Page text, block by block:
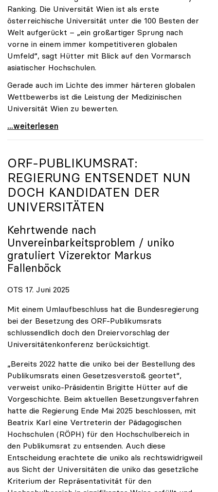
Ranking. Die Universität Wien ist als erste
österreichische Universität unter die 100 Besten der
Welt aufgerückt – „ein großartiger Sprung nach
vorne in einem immer kompetitiveren globalen
Umfeld“, sagt Hütter mit Blick auf den Vormarsch
asiatischer Hochschulen.
Gerade auch im Lichte des immer härteren globalen
Wettbewerbs ist die Leistung der Medizinischen
Universität Wien zu bewerten.
„Top-Rankingplätze heimischer Universitäten geben
...weiterlesen
ORF-PUBLIKUMSRAT:
REGIERUNG ENTSENDET NUN
DOCH KANDIDATEN DER
UNIVERSITÄTEN
Kehrtwende nach
Unvereinbarkeitsproblem / uniko
gratuliert Vizerektor Markus
Fallenböck
OTS 17. Juni 2025
Mit einem Umlaufbeschluss hat die Bundesregierung
bei der Besetzung des ORF-Publikumsrats
schlussendlich doch den Dreiervorschlag der
Universitätenkonferenz berücksichtigt.
„Bereits 2022 hatte die uniko bei der Bestellung des
Publikumsrats einen Gesetzesverstoß geortet“,
verweist uniko-Präsidentin Brigitte Hütter auf die
Vorgeschichte. Beim aktuellen Besetzungsverfahren
hatte die Regierung Ende Mai 2025 beschlossen, mit
Beatrix Karl eine Vertreterin der Pädagogischen
Hochschulen (RÖPH) für den Hochschulbereich in
den Publikumsrat zu entsenden. Auch diese
Entscheidung erachtete die uniko als rechtswidrigweil
aus Sicht der Universitäten die uniko das gesetzliche
Kriterium der Repräsentativität für den